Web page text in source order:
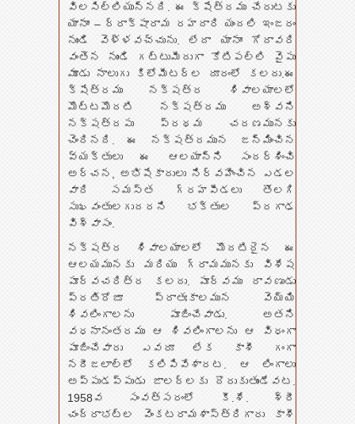
విలసిల్లియున్నది. ఈ క్షేత్రము చేరుటకు
యానాం – ద్రాక్షారామ రహదారి యందలి ఇంజరం
నుండి వెళ్ళవచ్చును. లేదా యానాం గోదావరి
వంతెన నుండి గట్టుమీదుగా కోటిపల్లి వైపు
మూడు నాలుగు కిలోమీటర్ల దూరంలో కలదు.ఈ
క్షేత్రము నక్షత్ర శివాలయాలలో
మొట్టమొదటి నక్షత్రము అశ్వని
నక్షత్రపు ప్రథమ చరణమునకు
చెందినది. ఈ నక్షత్రమున జన్మించిన
వ్యక్తులు ఈ ఆలయాన్ని సందర్శించి
అర్చన, అభిషేకాదులు నిర్వహించిన ఎడల
వారి సమస్త గ్రహపీడలు తొలగి
సుఖవంతులగుదరని భక్తుల ప్రగాఢ
విశ్వాసం.
నక్షత్ర శివాలయాలలో మొదటిదైన ఈ
ఆలయమునకు మరియు గ్రామమునకు విశేష
పూర్వచరిత్ర కలదు. పూర్వము రావణుడు
ప్రతిరోజూ ప్రాతఃకాలమున వెయ్యి
శివలింగాలను పూజించేవాడు. అతని
వధనానంతరము ఆ శివలింగాలను ఆ విధంగా
పూజించేవారు ఎవరూ లేక కాశీ గంగా
నదీజలాల్లో కలిపివేశారట. ఆ లింగాలు
అప్పుడప్పుడు జాలర్లకు దొరుకుతుండేవట.
1958వ సంవత్సరంలో కీ.శే. శ్రీ
చంద్రాభట్ల వెంకటరామశాస్త్రిగారు కాశీ